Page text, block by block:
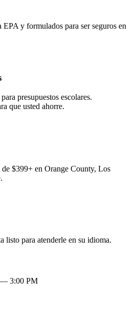
y formulados para ser seguros en
presupuestos escolares.
que usted ahorre.
$399+ en Orange County, Los
listo para atenderle en su idioma.
— 3:00 PM